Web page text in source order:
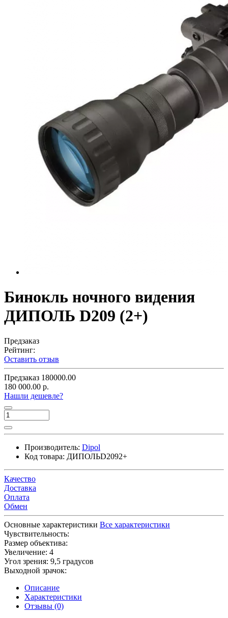
Бинокль ночного видения
ДИПОЛЬ D209 (2+)
Предзаказ
Рейтинг:
Оставить отзыв
Предзаказ 180000.00
180 000.00 р.
Нашли дешевле?
Производитель: Dipol
Код товара: ДИПОЛЬD2092+
Качество
Доставка
Оплата
Обмен
Основные характеристики Все характеристики
Чувствительность:
Размер объектива:
Увеличение: 4
Угол зрения: 9,5 градусов
Выходной зрачок:
Описание
Характеристики
Отзывы (0)